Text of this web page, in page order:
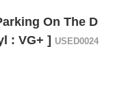
On The D
: VG+ ] USED0024